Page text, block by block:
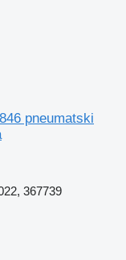
pneumatski
367739